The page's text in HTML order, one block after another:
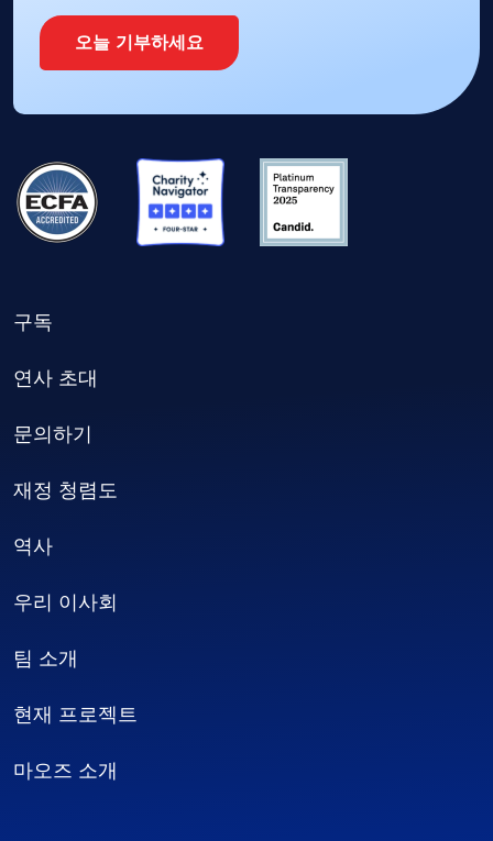
오늘 기부하세요
구독
연사 초대
문의하기
재정 청렴도
역사
우리 이사회
팀 소개
현재 프로젝트
마오즈 소개